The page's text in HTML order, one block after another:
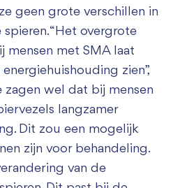
geen grote verschillen in
“Het overgrote
mensen met SMA laat
zien”,
zagen wel dat bij mensen
langzamer
Dit zou een mogelijk
zijn voor behandeling.
van de